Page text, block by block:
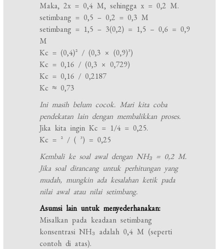
Maka, 2x = 0,4 M, sehingga x = 0,2 M.
setimbang = 0,5 – 0,2 = 0,3 M
setimbang = 1,5 – 3(0,2) = 1,5 – 0,6 = 0,9
M
Kc = (0,4)² / (0,3 × (0,9)³)
Kc = 0,16 / (0,3 × 0,729)
Kc = 0,16 / 0,2187
Kc ≈ 0,73
Ini masih belum cocok. Mari kita coba
pendekatan lain dengan membalikkan proses.
Jika kita ingin Kc = 1/4 = 0,25.
Kc = ² / ( ³) = 0,25
Kembali ke soal awal dengan NH₃ = 0,2 M.
Jika soal dirancang untuk perhitungan yang
mudah, mungkin ada kesalahan ketik pada
nilai awal atau nilai setimbang.
Asumsi lain untuk menyederhanakan:
Misalkan pada keadaan setimbang
konsentrasi NH₃ adalah 0,4 M (seperti
contoh di atas).